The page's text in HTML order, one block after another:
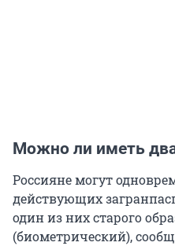
Можно ли иметь
Россияне могут
действующих
один из них старого
(биометрический),